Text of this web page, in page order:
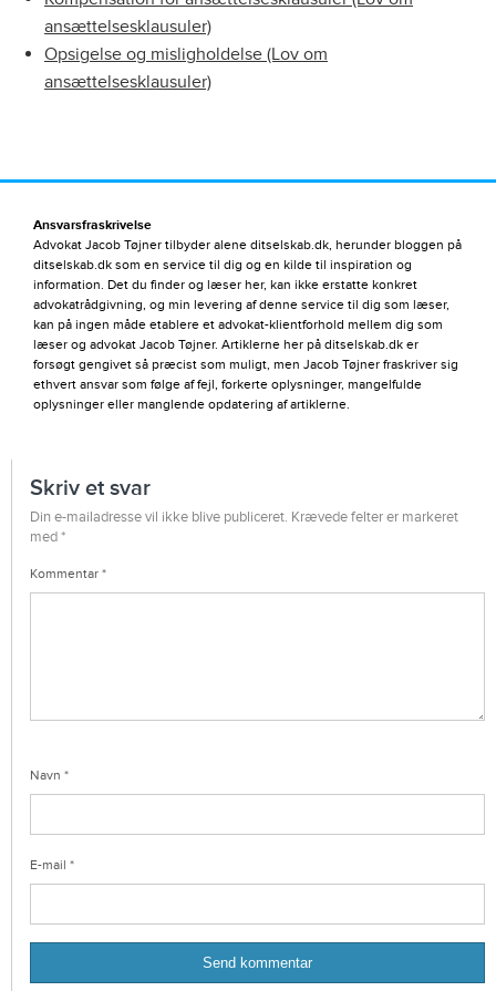
ansættelsesklausuler)
Opsigelse og misligholdelse (Lov om
ansættelsesklausuler)
Ansvarsfraskrivelse
Advokat Jacob Tøjner tilbyder alene ditselskab.dk, herunder bloggen på
ditselskab.dk som en service til dig og en kilde til inspiration og
information. Det du finder og læser her, kan ikke erstatte konkret
advokatrådgivning, og min levering af denne service til dig som læser,
kan på ingen måde etablere et advokat-klientforhold mellem dig som
læser og advokat Jacob Tøjner. Artiklerne her på ditselskab.dk er
forsøgt gengivet så præcist som muligt, men Jacob Tøjner fraskriver sig
ethvert ansvar som følge af fejl, forkerte oplysninger, mangelfulde
oplysninger eller manglende opdatering af artiklerne.
Skriv et svar
Din e-mailadresse vil ikke blive publiceret. Krævede felter er markeret
med*
Kommentar *
Navn *
E-mail *